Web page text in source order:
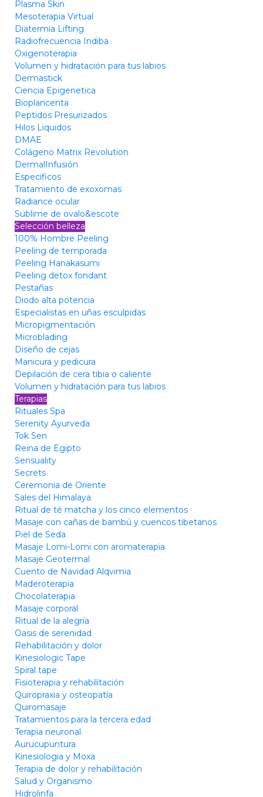
Plasma Skin
Mesoterapia Virtual
Diatermia Lifting
Radiofrecuencia Indiba
Oxigenoterapia
Volumen y hidratación para tus labios
Dermastick
Ciencia Epigenetica
Bioplancenta
Peptidos Presurizados
Hilos Liquidos
DMAE
Colágeno Matrix Revolution
DermalInfusión
Especificos
Tratamiento de exoxomas
Radiance ocular
Sublime de ovalo&escote
Selección belleza
100% Hombre Peeling
Peeling de temporada
Peeling Hanakasumi
Peeling detox fondant
Pestañas
Diodo alta potencia
Especialistas en uñas esculpidas
Micropigmentación
Microblading
Diseño de cejas
Manicura y pedicura
Depilación de cera tibia o caliente
Volumen y hidratación para tus labios
Terapias
Rituales Spa
Serenity Ayurveda
Tok Sen
Reina de Egipto
Sensuality
Secrets
Ceremonia de Oriente
Sales del Himalaya
Ritual de té matcha y los cinco elementos
Masaje con cañas de bambú y cuencos tibetanos
Piel de Seda
Masaje Lomi-Lomi con aromaterapia
Masaje Geotermal
Cuento de Navidad Alqvimia
Maderoterapia
Chocolaterapia
Masaje corporal
Ritual de la alegría
Oasis de serenidad
Rehabilitación y dolor
Kinesiologic Tape
Spiral tape
Fisioterapia y rehabilitación
Quiropraxia y osteopatía
Quiromasaje
Tratamientos para la tercera edad
Terapia neuronal
Aurucupuntura
Kinesiologia y Moxa
Terapia de dolor y rehabilitación
Salud y Organismo
Hidrolinfa